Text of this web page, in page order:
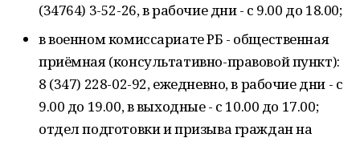
(34764) 3-52-26, в рабочие дни - с 9.00 до 18.00;
в военном комиссариате РБ - общественная
приёмная (консультативно-правовой пункт):
8 (347) 228-02-92, ежедневно, в рабочие дни - с
9.00 до 19.00, в выходные - с 10.00 до 17.00;
отдел подготовки и призыва граждан на